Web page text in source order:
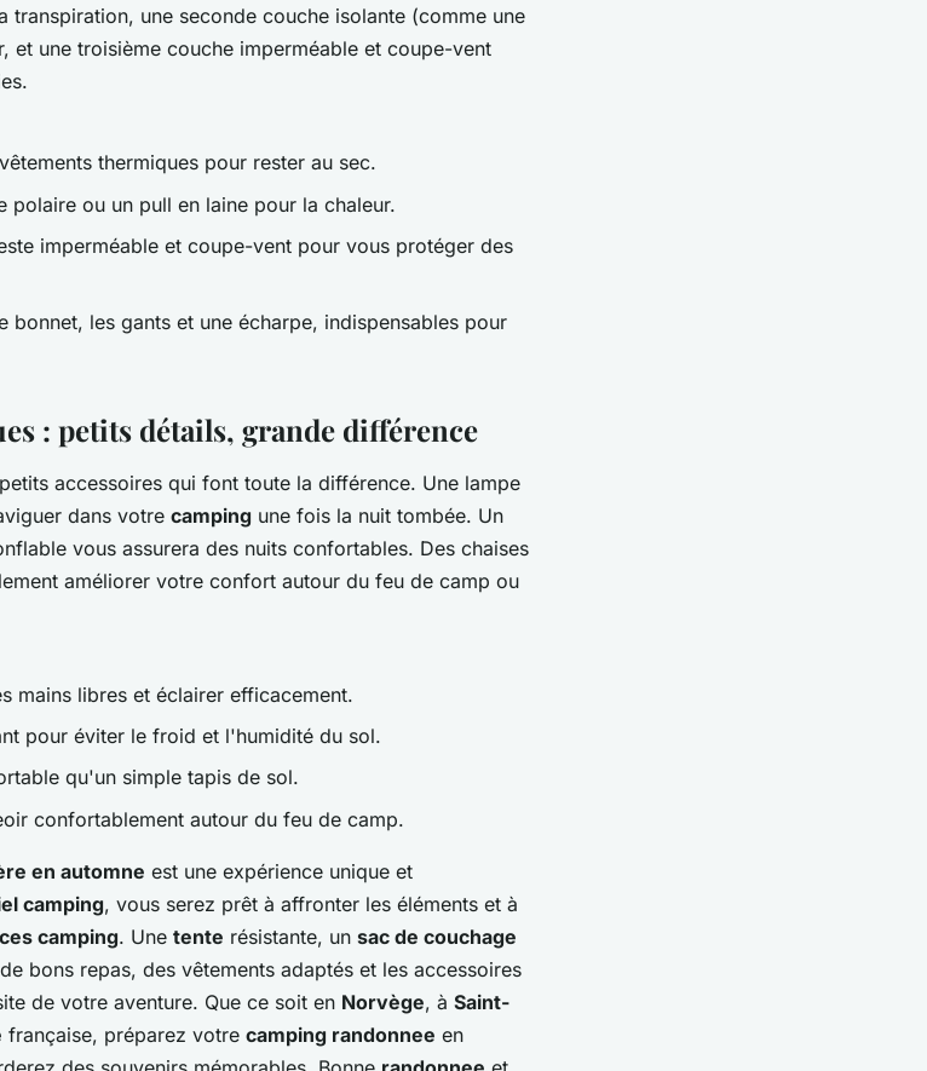
transpiration, une seconde couche isolante (comme une
et une troisième couche imperméable et coupe-vent
thermiques pour rester au sec.
polaire ou un pull en laine pour la chaleur.
imperméable et coupe-vent pour vous protéger des
bonnet, les gants et une écharpe, indispensables pour
: petits détails, grande différence
accessoires qui font toute la différence. Une lampe
dans votre camping une fois la nuit tombée. Un
vous assurera des nuits confortables. Des chaises
améliorer votre confort autour du feu de camp ou
mains libres et éclairer efficacement.
pour éviter le froid et l'humidité du sol.
qu'un simple tapis de sol.
confortablement autour du feu de camp.
en automne est une expérience unique et
camping, vous serez prêt à affronter les éléments et à
camping. Une tente résistante, un sac de couchage
bons repas, des vêtements adaptés et les accessoires
de votre aventure. Que ce soit en Norvège, à Saint-
française, préparez votre camping randonnee en